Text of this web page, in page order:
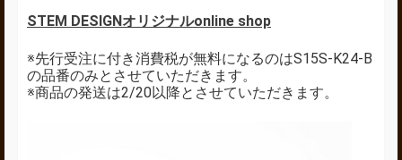
STEM DESIGNオリジナルonline shop
※先行受注に付き消費税が無料になるのはS15S-K24-B
の品番のみとさせていただきます。
※商品の発送は2/20以降とさせていただきます。